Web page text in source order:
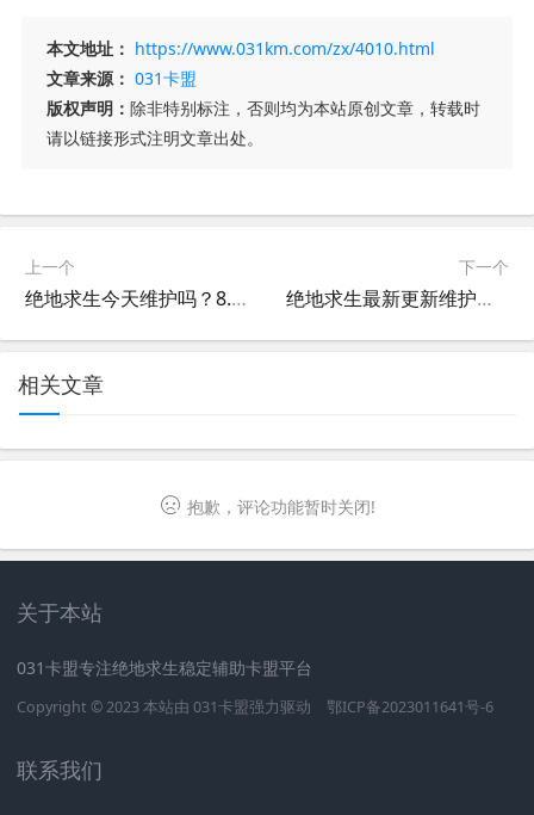
本文地址： https://www.031km.com/zx/4010.html
文章来源： 031卡盟
版权声明： 除非特别标注，否则均为本站原创文章，转载时
请以链接形式注明文章出处。
上一个
绝地求生今天维护吗？8.23最新动态-绝地求生8月23日维护公告及游戏更新内容
下一个
绝地求生最新更新维护内容一览-绝地求生最新版本更新维护详情解析
相关文章
抱歉，评论功能暂时关闭!
关于本站
031卡盟专注绝地求生稳定辅助卡盟平台
Copyright © 2023 本站由 031卡盟强力驱动 鄂ICP备2023011641号-6
联系我们